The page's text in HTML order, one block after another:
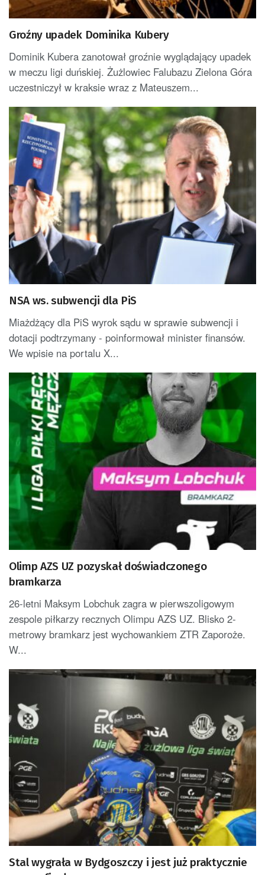
Groźny upadek Dominika Kubery
Dominik Kubera zanotował groźnie wyglądający upadek
w meczu ligi duńskiej. Żużlowiec Falubazu Zielona Góra
uczestniczył w kraksie wraz z Mateuszem...
NSA ws. subwencji dla PiS
Miażdżący dla PiS wyrok sądu w sprawie subwencji i
dotacji podtrzymany - poinformował minister finansów.
We wpisie na portalu X...
Olimp AZS UZ pozyskał doświadczonego
bramkarza
26-letni Maksym Lobchuk zagra w pierwszoligowym
zespole piłkarzy recznych Olimpu AZS UZ. Blisko 2-
metrowy bramkarz jest wychowankiem ZTR Zaporoże.
W...
Stal wygrała w Bydgoszczy i jest już praktycznie